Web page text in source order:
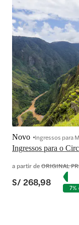
Ingressos para o
Novo Ingressos para
a partir deORIGINAL
S/ 268,98 7%